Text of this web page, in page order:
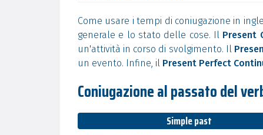
Come usare i tempi di coniugazione in
generale e lo stato delle cose. Il Present
un'attività in corso di svolgimento. Il
un evento. Infine, il Present Perfect
Coniugazione al passato del
Simple past